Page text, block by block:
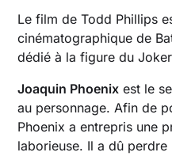
Le film de Todd Phillips
cinématographique de
dédié à la figure du
Joaquin Phoenix est le
au personnage. Afin de
Phoenix a entrepris une
laborieuse. Il a dû